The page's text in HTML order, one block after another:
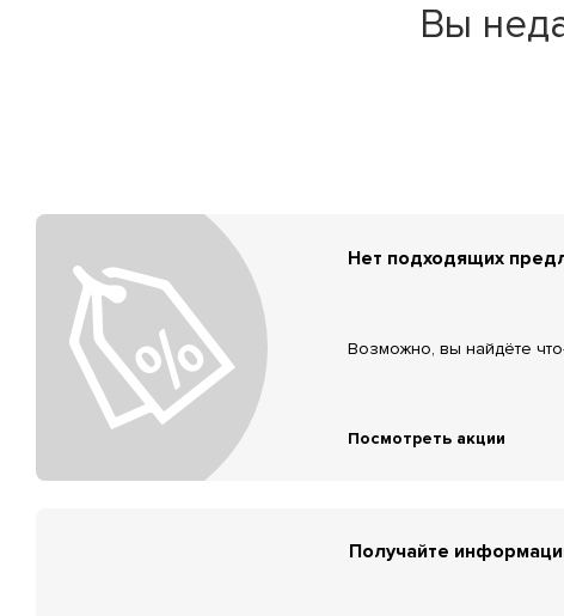
Вы
Нет подходящих
Возможно, вы найдёте
Посмотреть акции
Получайте